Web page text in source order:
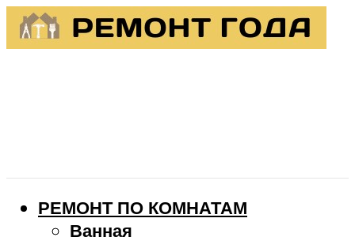
РЕМОНТ ПО КОМНАТАМ
Ванная